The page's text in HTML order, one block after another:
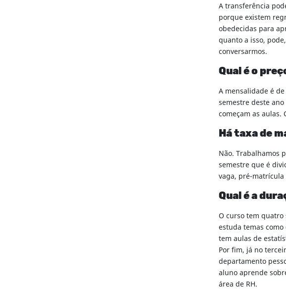
A transferência
porque existem
obedecidas para
quanto a isso,
conversarmos.
Qual é o
A mensalidade é
semestre deste
começam as aulas.
Há taxa de
Não. Trabalhamos
semestre que é
vaga, pré-
Qual é a
O curso tem
estuda temas
tem aulas de
Por fim, já no
departamento
aluno aprende
área de RH.